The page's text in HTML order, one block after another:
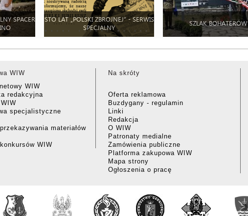
SPACER
STO LAT „POLSKI ZBROJNEJ” - SERWIS
SPECJALNY
SZLAK BOHATERÓW
WIW
WIW
redakcyjna
specjalistyczne
materiałów
WIW
Na skróty
Oferta reklamowa
Buzdygany - regulamin
Linki
Redakcja
O WIW
Patronaty medialne
Zamówienia publiczne
Platforma zakupowa WIW
Mapa strony
Ogłoszenia o pracę